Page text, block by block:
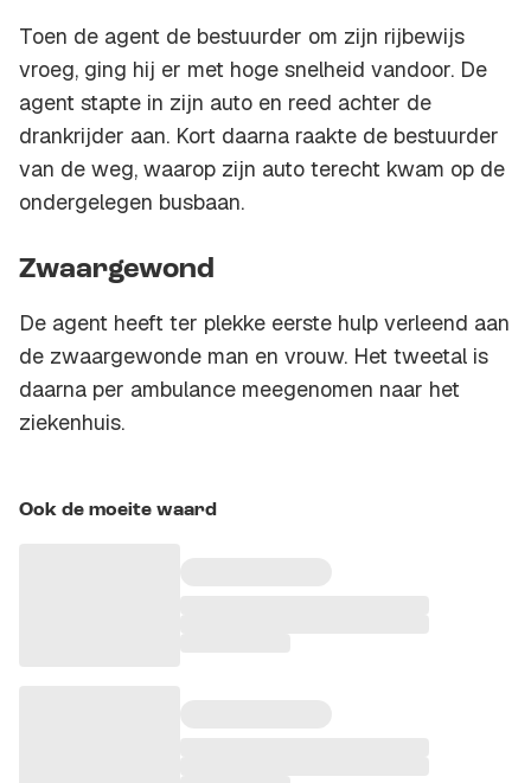
Toen de agent de bestuurder om zijn rijbewijs
vroeg, ging hij er met hoge snelheid vandoor. De
agent stapte in zijn auto en reed achter de
drankrijder aan. Kort daarna raakte de bestuurder
van de weg, waarop zijn auto terecht kwam op de
ondergelegen busbaan.
Zwaargewond
De agent heeft ter plekke eerste hulp verleend aan
de zwaargewonde man en vrouw. Het tweetal is
daarna per ambulance meegenomen naar het
ziekenhuis.
Ook de moeite waard